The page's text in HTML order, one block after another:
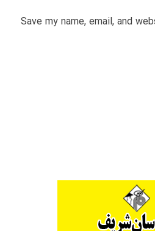
Save my name, email, and